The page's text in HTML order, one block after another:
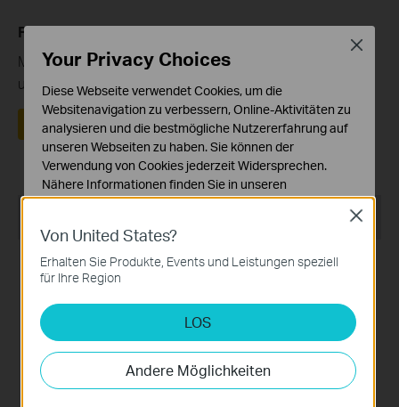
Finden Sie diese FAQ hilfreich?
Mit Ihrer Rückmeldung tragen Sie dazu bei, dass wir
unsere Webpräsenz verbessern.
Ja Nein
Tapo RV50 Pro Omni
Saug- und Wischroboter +
NEU
Tapo P410M
Smarter Wi-Fi Outdoor Plug
NEU
Von United States?
Erhalten Sie Produkte, Events und Leistungen speziell
für Ihre Region
LOS
Andere Möglichkeiten
Close
Your Privacy Choices
Diese Webseite verwendet Cookies, um die
Websitenavigation zu verbessern, Online-Aktivitäten zu
analysieren und die bestmögliche Nutzererfahrung auf
unseren Webseiten zu haben. Sie können der
Verwendung von Cookies jederzeit Widersprechen.
Nähere Informationen finden Sie in unseren
Datenschutzhinweisen.
Notwendige Cookies
erforderlich und können in Ihren Systemen nicht
Analyse- und Marketing-Cookies
Analyse-Cookies ermöglichen es uns, Ihre Aktivitäten
auf unserer Website zu analysieren, um die
Funktionsweise unserer Website zu verbessern und
Close